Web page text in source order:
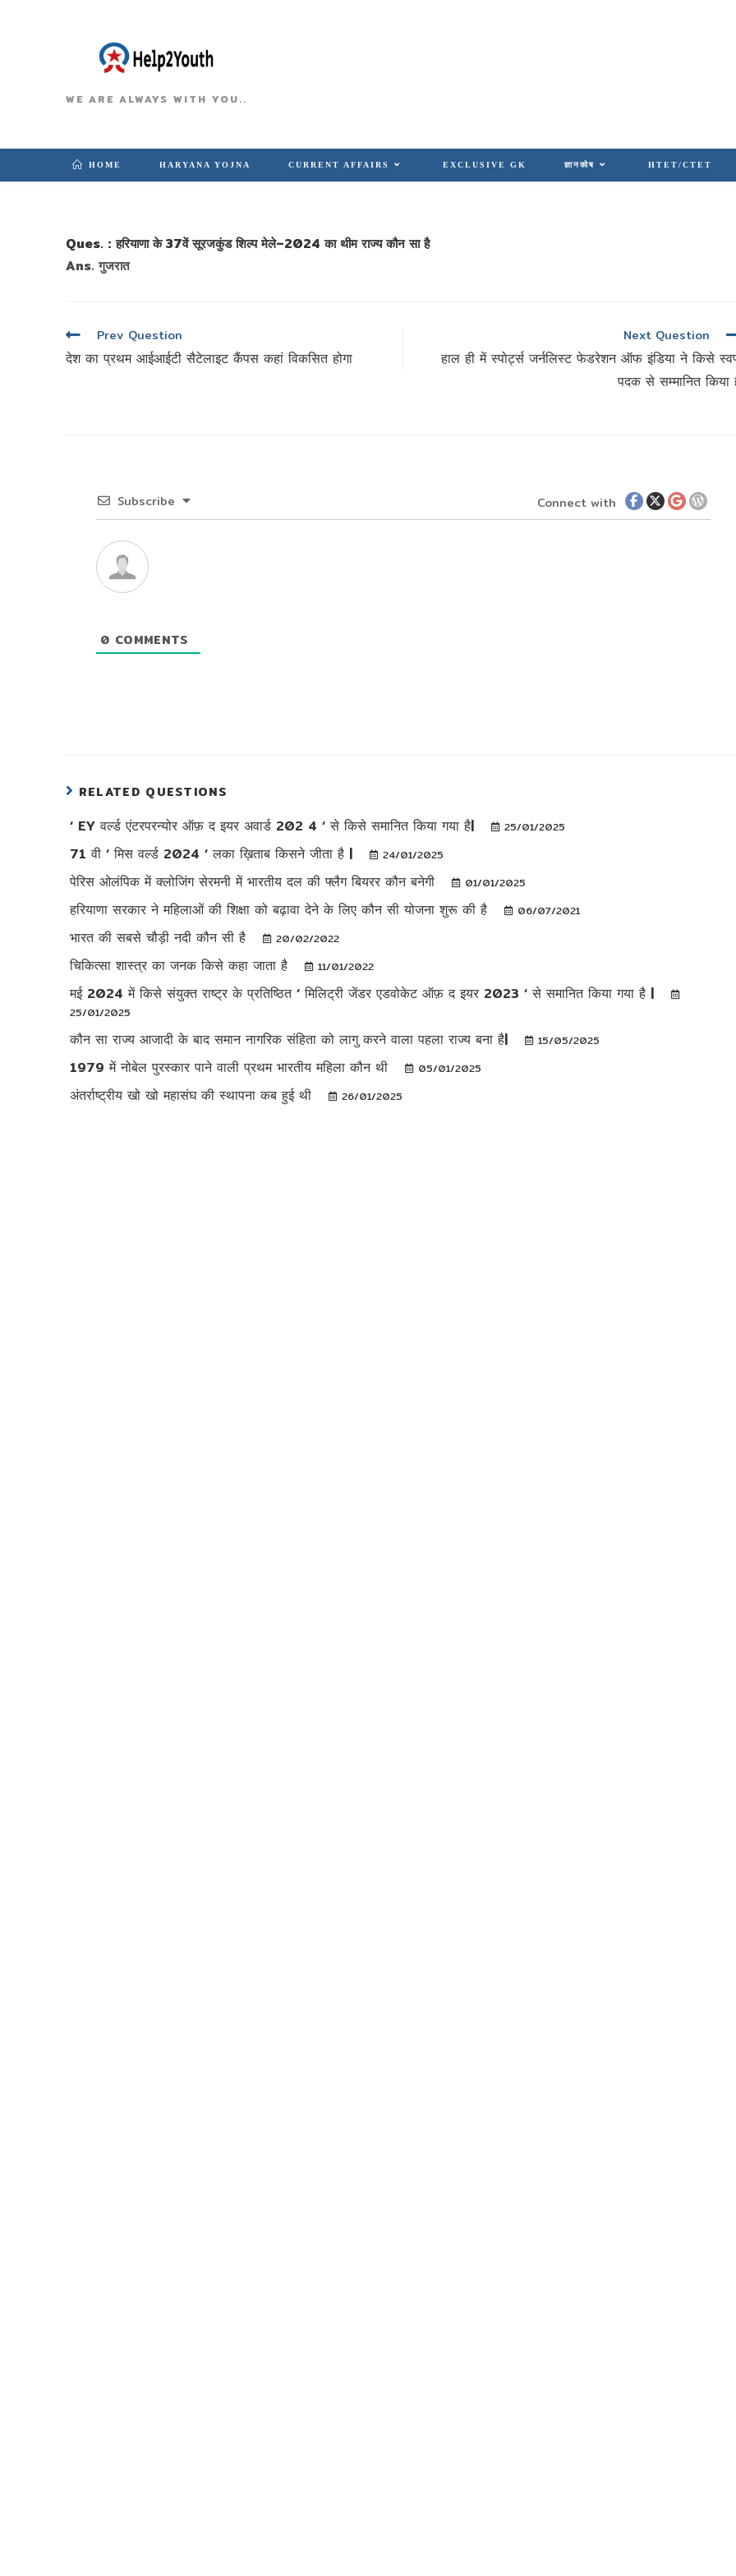
WE ARE ALWAYS WITH YOU..
HOME HARYANA YOJNA CURRENT AFFAIRS EXCLUSIVE GK ज्ञानकोष HTET/CTET
Ques. : हरियाणा के 37वें सूरजकुंड शिल्प मेले–2024 का थीम राज्य कौन सा है
Ans. गुजरात
पोस्ट
नेविगेशन
Prev Question
देश का प्रथम आईआईटी सैटेलाइट कैंपस कहां विकसित होगा
Next Question
हाल ही में स्पोर्ट्स जर्नलिस्ट फेडरेशन ऑफ इंडिया ने किसे
पदक से सम्मानित किया
Subscribe Connect with
0 COMMENTS
RELATED QUESTIONS
‘ EY वर्ल्ड एंटरपरन्योर ऑफ़ द इयर अवार्ड 202 4 ‘ से किसे समानित किया गया है| 25/01/2025
71 वी ‘ मिस वर्ल्ड 2024 ‘ लका ख़िताब किसने जीता है | 24/01/2025
पेरिस ओलंपिक में क्लोजिंग सेरमनी में भारतीय दल की फ्लैग बियरर कौन बनेगी 01/01/2025
हरियाणा सरकार ने महिलाओं की शिक्षा को बढ़ावा देने के लिए कौन सी योजना शुरू की है 06/07/2021
भारत की सबसे चौड़ी नदी कौन सी है 20/02/2022
चिकित्सा शास्त्र का जनक किसे कहा जाता है 11/01/2022
मई 2024 में किसे संयुक्त राष्ट्र के प्रतिष्ठित ‘ मिलिट्री जेंडर एडवोकेट ऑफ़ द इयर 2023 ‘ से समानित किया गया है |
25/01/2025
कौन सा राज्य आजादी के बाद समान नागरिक संहिता को लागु करने वाला पहला राज्य बना है| 15/05/2025
1979 में नोबेल पुरस्कार पाने वाली प्रथम भारतीय महिला कौन थी 05/01/2025
अंतर्राष्ट्रीय खो खो महासंघ की स्थापना कब हुई थी 26/01/2025